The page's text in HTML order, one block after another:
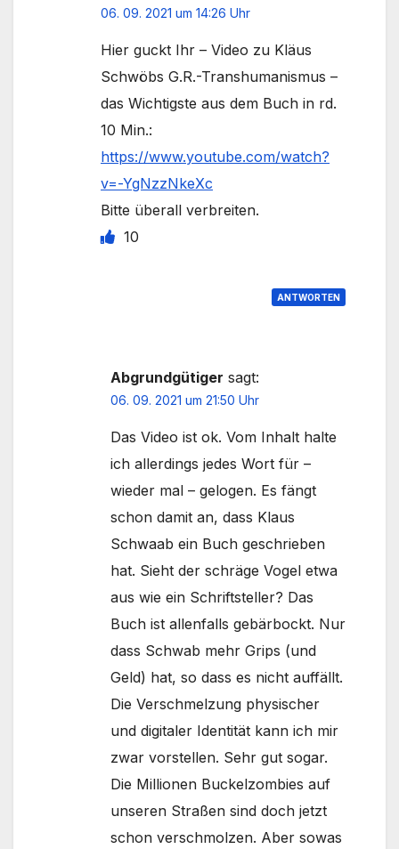
06. 09. 2021 um 14:26 Uhr
Hier guckt Ihr – Video zu Kläus
Schwöbs G.R.-Transhumanismus –
das Wichtigste aus dem Buch in rd.
10 Min.:
https://www.youtube.com/watch?
v=-YgNzzNkeXc
Bitte überall verbreiten.
10
ANTWORTEN
Abgrundgütiger sagt:
06. 09. 2021 um 21:50 Uhr
Das Video ist ok. Vom Inhalt halte
ich allerdings jedes Wort für –
wieder mal – gelogen. Es fängt
schon damit an, dass Klaus
Schwaab ein Buch geschrieben
hat. Sieht der schräge Vogel etwa
aus wie ein Schriftsteller? Das
Buch ist allenfalls gebärbockt. Nur
dass Schwab mehr Grips (und
Geld) hat, so dass es nicht auffällt.
Die Verschmelzung physischer
und digitaler Identität kann ich mir
zwar vorstellen. Sehr gut sogar.
Die Millionen Buckelzombies auf
unseren Straßen sind doch jetzt
schon verschmolzen. Aber sowas